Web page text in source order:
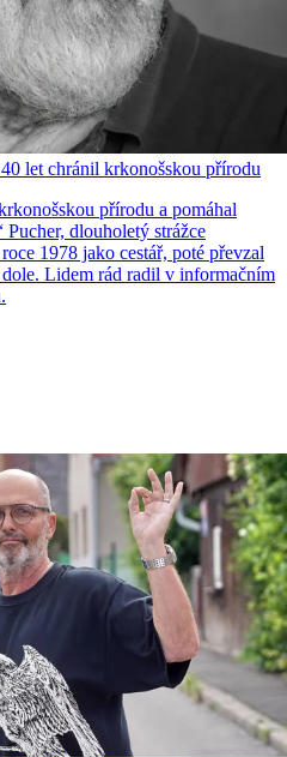
let chránil krkonošskou přírodu
přírodu a pomáhal
dlouholetý strážce
1978 jako cestář, poté převzal
Lidem rád radil v informačním